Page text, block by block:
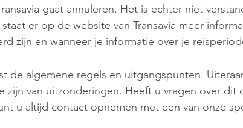
gaat annuleren. Het is echter niet
er op de website van Transavia meer
zijn en wanneer je informatie over je
de algemene regels en uitgangspunten.
zijn van uitzonderingen. Heeft u vragen over
u altijd contact opnemen met een van onze